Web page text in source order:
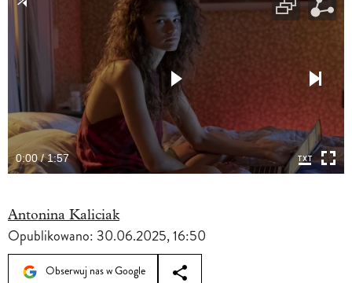
0:00 / 1:57
Antonina Kaliciak
Opublikowano: 30.06.2025, 16:50
Obserwuj nas w Google